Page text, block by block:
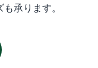
承ります。